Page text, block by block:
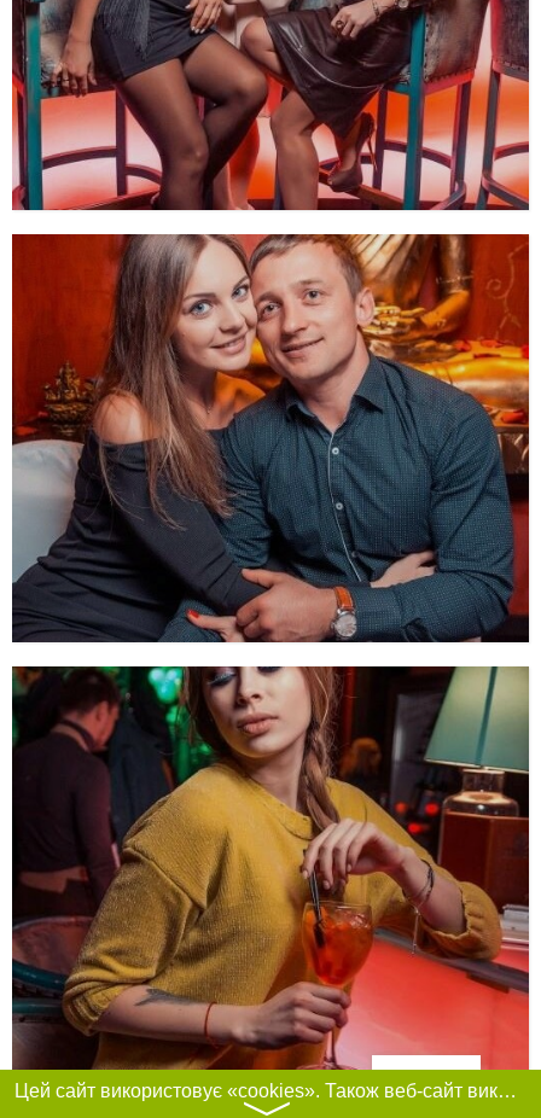
Фільтри
Цей сайт використовує «cookies». Також веб-сайт використовує інтернет-сервіс для збору технічних даних стосовно відвідувачів з метою отримання маркетингової та статистичної інформації. Умови обробки даних відвідувачів сайту див.
〉